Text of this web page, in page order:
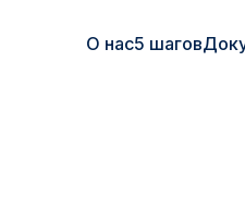
О нас5 шагов